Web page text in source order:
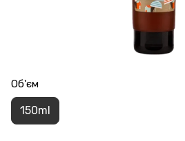
Об'єм
150ml